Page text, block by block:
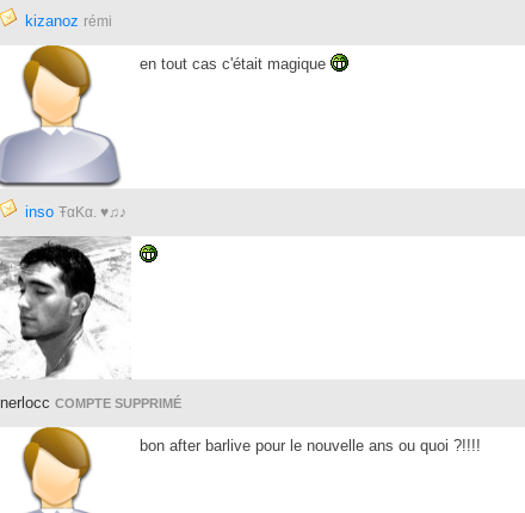
kizanoz rémi
en tout cas c'était magique
inso ŦαKα. ♥♫♪
nerlocc COMPTE SUPPRIMÉ
bon after barlive pour le nouvelle ans ou quoi ?!!!!